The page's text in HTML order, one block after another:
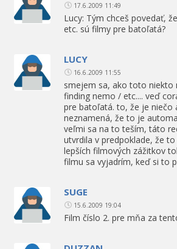
17.6.2009 11:49
Lucy: Tým chceš povedať,
etc. sú filmy pre batoľatá?
LUCY
16.6.2009 11:55
smejem sa, ako toto niekto
finding nemo / etc.... veď
pre batoľatá. to, že je niečo
neznamená, že to je
veľmi sa na to teším, táto
utvrdila v predpoklade, že
lepších filmových zážitkov
filmu sa vyjadrím, keď si to
SUGE
15.6.2009 19:04
Film číslo 2. pre mňa za